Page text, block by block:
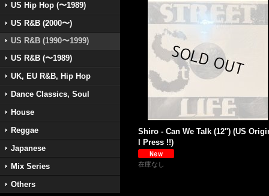
US Hip Hop (〜1989)
US R&B (2000〜)
US R&B (1990〜1999)
US R&B (〜1989)
UK, EU R&B, Hip Hop
Dance Classics, Soul
House
Reggae
Japanese
Mix Series
Others
Shiro - Can We Talk (12'') (US
l Press !!)
在庫なし